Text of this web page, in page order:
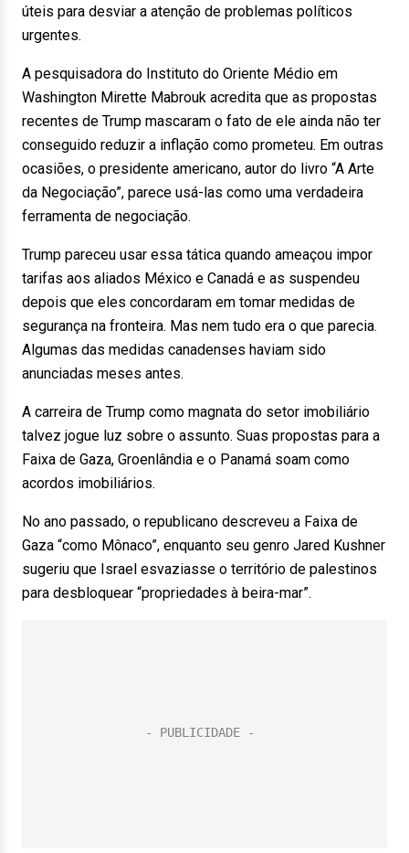
úteis para desviar a atenção de problemas políticos
urgentes.
A pesquisadora do Instituto do Oriente Médio em
Washington Mirette Mabrouk acredita que as propostas
recentes de Trump mascaram o fato de ele ainda não ter
conseguido reduzir a inflação como prometeu. Em outras
ocasiões, o presidente americano, autor do livro “A Arte
da Negociação”, parece usá-las como uma verdadeira
ferramenta de negociação.
Trump pareceu usar essa tática quando ameaçou impor
tarifas aos aliados México e Canadá e as suspendeu
depois que eles concordaram em tomar medidas de
segurança na fronteira. Mas nem tudo era o que parecia.
Algumas das medidas canadenses haviam sido
anunciadas meses antes.
A carreira de Trump como magnata do setor imobiliário
talvez jogue luz sobre o assunto. Suas propostas para a
Faixa de Gaza, Groenlândia e o Panamá soam como
acordos imobiliários.
No ano passado, o republicano descreveu a Faixa de
Gaza “como Mônaco”, enquanto seu genro Jared Kushner
sugeriu que Israel esvaziasse o território de palestinos
para desbloquear “propriedades à beira-mar”.